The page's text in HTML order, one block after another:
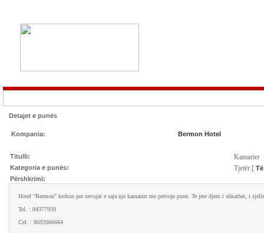
Detajet e punës
Kompania: Bermon Hotel
Titulli: Kamarier
Kategoria e punës: Tjetër [
Përshkrimi:
Hotel "Bermon" kerkon per nevojat e saja nje kamarier me pervoje pune. Te jete djem i shkathet, i
Tel. : 04377939
Cel. : 0692066664